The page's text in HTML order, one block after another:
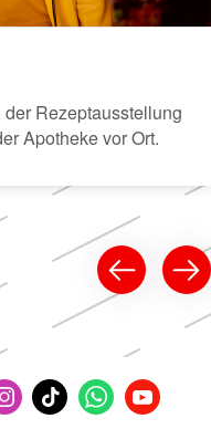
Rezeptausstellung
Apotheke vor Ort.